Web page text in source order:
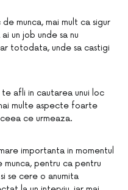
munca, mai mult ca sigur
un job unde sa nu
totodata, unde sa castigi
te afli in cautarea unui loc
multe aspecte foarte
ce urmeaza.
importanta in momentul
munca, pentru ca pentru
se cere o anumita